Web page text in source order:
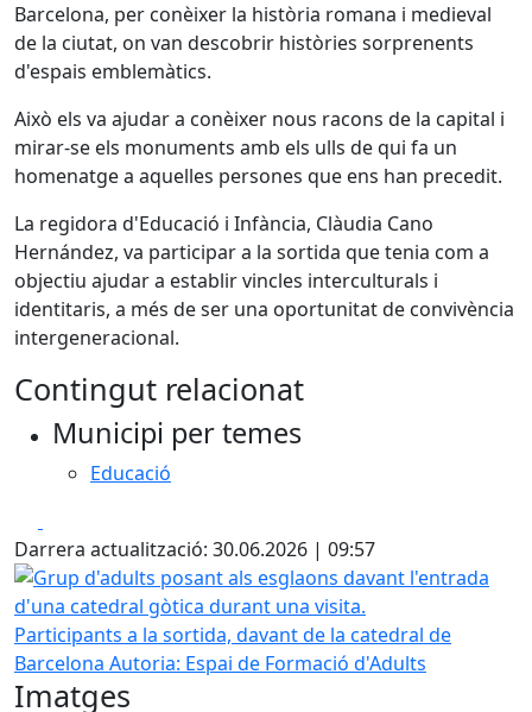
Barcelona, per conèixer la història romana i medieval
de la ciutat, on van descobrir històries sorprenents
d'espais emblemàtics.
Això els va ajudar a conèixer nous racons de la capital i
mirar-se els monuments amb els ulls de qui fa un
homenatge a aquelles persones que ens han precedit.
La regidora d'Educació i Infància, Clàudia Cano
Hernández, va participar a la sortida que tenia com a
objectiu ajudar a establir vincles interculturals i
identitaris, a més de ser una oportunitat de convivència
intergeneracional.
Contingut relacionat
Municipi per temes
Educació
Darrera actualització: 30.06.2026 | 09:57
Grup d'adults posant als esglaons davant l'entrada
Participants a la sortida, davant de la catedral de
Barcelona Autoria: Espai de Formació d'Adults
Imatges